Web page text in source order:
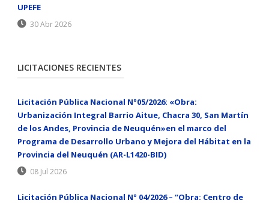
UPEFE
30 Abr 2026
LICITACIONES RECIENTES
Licitación Pública Nacional N°05/2026: «Obra:
Urbanización Integral Barrio Aitue, Chacra 30, San Martín
de los Andes, Provincia de Neuquén»en el marco del
Programa de Desarrollo Urbano y Mejora del Hábitat en la
Provincia del Neuquén (AR-L1420-BID)
08 Jul 2026
Licitación Pública Nacional N° 04/2026 – “Obra: Centro de